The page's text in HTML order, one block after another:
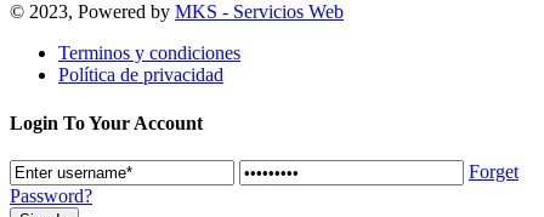
© 2023, Powered by MKS - Servicios Web
Terminos y condiciones
Política de privacidad
Login To Your Account
Forget
Password?